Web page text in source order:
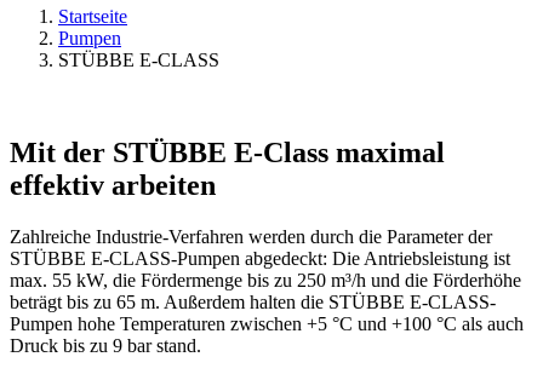
Startseite
Pumpen
STÜBBE E-CLASS
Mit der STÜBBE E-Class maximal
effektiv arbeiten
Zahlreiche Industrie-Verfahren werden durch die Parameter der
STÜBBE E-CLASS-Pumpen abgedeckt: Die Antriebsleistung ist
max. 55 kW, die Fördermenge bis zu 250 m³/h und die Förderhöhe
beträgt bis zu 65 m. Außerdem halten die STÜBBE E-CLASS-
Pumpen hohe Temperaturen zwischen +5 °C und +100 °C als auch
Druck bis zu 9 bar stand.